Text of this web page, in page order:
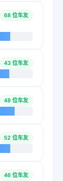
68 位车友
43 位车友
48 位车友
52 位车友
46 位车友